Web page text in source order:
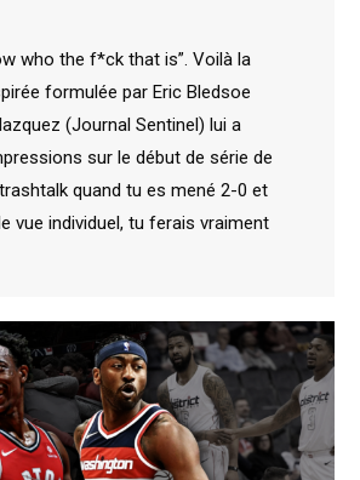
who the f*ck that is”. Voilà la
formulée par Eric Bledsoe
(Journal Sentinel) lui a
sur le début de série de
quand tu es mené 2-0 et
vue individuel, tu ferais vraiment